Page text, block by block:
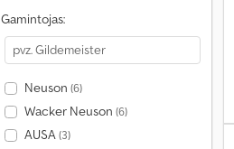
Gamintojas:
Neuson (6)
Wacker Neuson (6)
AUSA(3)